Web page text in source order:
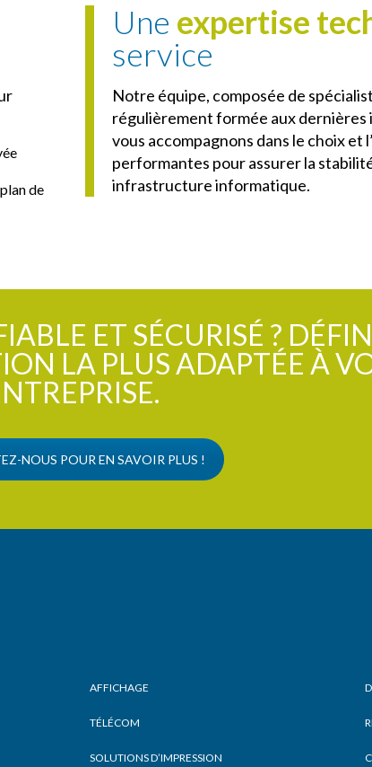
de
Une expertise
service
Notre équipe, composée de
régulièrement formée aux
vous accompagnons dans le choix et
performantes pour assurer la
infrastructure informatique.
ET SÉCURISÉ ?
LA PLUS ADAPTÉE À
NOUS POUR EN SAVOIR PLUS !
AFFICHAGE
TÉLÉCOM
SOLUTIONS D’IMPRESSION